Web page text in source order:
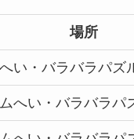
場所
い・バラバラパズ
へい・バラバラパ